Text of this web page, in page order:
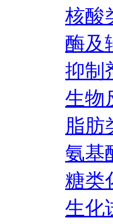
核酸
酶及
抑制
生物
脂肪
氨基
糖类
生化